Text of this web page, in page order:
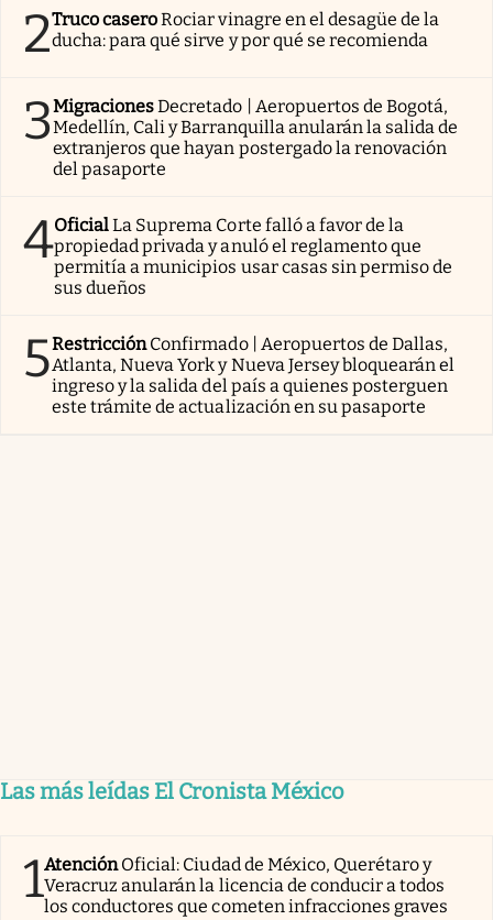
2Truco caseroRociar vinagre en el desagüe de la
ducha: para qué sirve y por qué se recomienda
3MigracionesDecretado | Aeropuertos de Bogotá,
Medellín, Cali y Barranquilla anularán la salida de
extranjeros que hayan postergado la renovación
del pasaporte
4OficialLa Suprema Corte falló a favor de la
propiedad privada y anuló el reglamento que
permitía a municipios usar casas sin permiso de
sus dueños
5RestricciónConfirmado | Aeropuertos de Dallas,
Atlanta, Nueva York y Nueva Jersey bloquearán el
ingreso y la salida del país a quienes posterguen
este trámite de actualización en su pasaporte
Las más leídas El Cronista México
1AtenciónOficial: Ciudad de México, Querétaro y
Veracruz anularán la licencia de conducir a todos
los conductores que cometen infracciones graves